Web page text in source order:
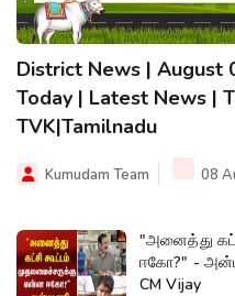
District News | August
Today | Latest News |
TVK|Tamilnadu
Kumudam Team 08
"அனைத்து
ஈகோ?" -
CM Vijay